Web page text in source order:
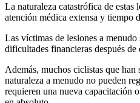
La naturaleza catastrófica de estas
atención médica extensa y tiempo
Las víctimas de lesiones a
dificultades financieras después de
Además, muchos ciclistas que
naturaleza a menudo no pueden
requieren una nueva capacitación